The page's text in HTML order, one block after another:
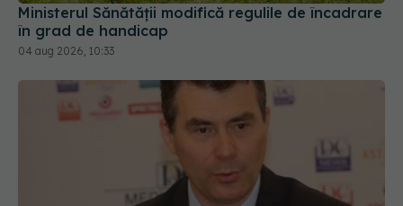
Ministerul Sănătății modifică regulile de încadrare
în grad de handicap
04 aug 2026, 10:33